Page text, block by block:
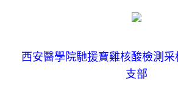
西安醫學院馳援寶雞核酸檢測
支部